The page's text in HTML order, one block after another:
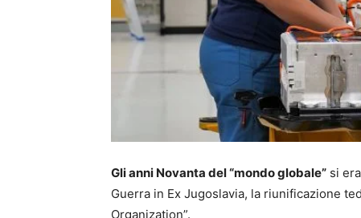
Gli anni Novanta del “mondo globale” si
Guerra in Ex Jugoslavia, la riunificazione
Organization”.